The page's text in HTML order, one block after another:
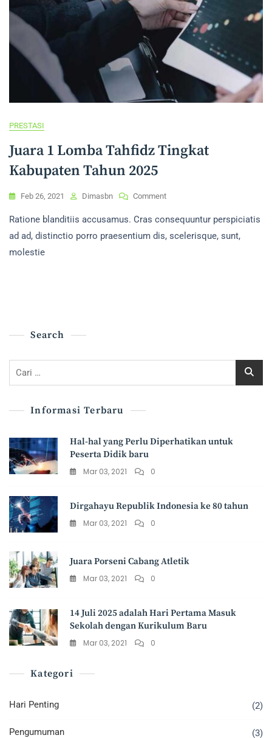
PRESTASI
Juara 1 Lomba Tahfidz Tingkat
Kabupaten Tahun 2025
Feb 26, 2021 Dimasbn CommentOn
1
Lomba
Ratione blanditiis accusamus. Cras consequuntur perspiciatis
ad ad, distinctio porro praesentium dis, scelerisque, sunt,
molestie
Search
Informasi Terbaru
Hal-hal yang Perlu Diperhatikan untuk
Peserta Didik baru
Mar 03, 2021 0
Dirgahayu Republik Indonesia ke 80 tahun
Mar 03, 2021 0
Juara Porseni Cabang Atletik
Mar 03, 2021 0
14 Juli 2025 adalah Hari Pertama Masuk
Sekolah dengan Kurikulum Baru
Mar 03, 2021 0
Kategori
Hari Penting (2)
Pengumuman (3)